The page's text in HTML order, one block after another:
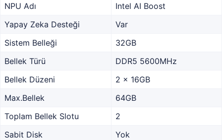
NPU Adı
Intel AI Boost
Yapay Zeka Desteği
Var
Sistem Belleği
32GB
Bellek Türü
DDR5 5600MHz
Bellek Düzeni
2 x 16GB
Max.Bellek
64GB
Toplam Bellek Slotu
2
Sabit Disk
Yok